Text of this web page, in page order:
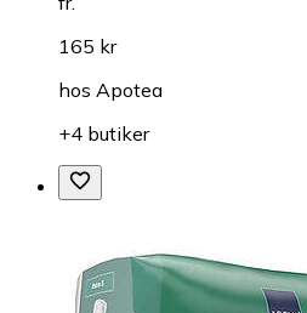
165 kr
hos Apotea
+4 butiker